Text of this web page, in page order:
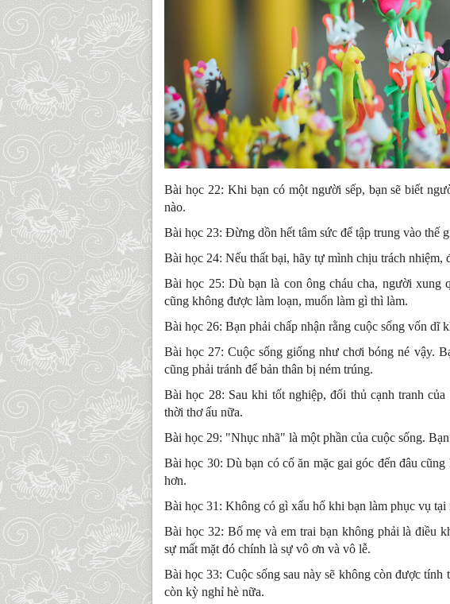
Bài học 22: Khi bạn có một người sếp, bạn sẽ biết
nào.
Bài học 23: Đừng dồn hết tâm sức để tập trung vào thế
Bài học 24: Nếu thất bại, hãy tự mình chịu trách nhiệm,
Bài học 25: Dù bạn là con ông cháu cha, người xung
cũng không được làm loạn, muốn làm gì thì làm.
Bài học 26: Bạn phải chấp nhận rằng cuộc sống vốn dĩ
Bài học 27: Cuộc sống giống như chơi bóng né vậy.
cũng phải tránh để bản thân bị ném trúng.
Bài học 28: Sau khi tốt nghiệp, đối thủ cạnh tranh
thời thơ ấu nữa.
Bài học 29: "Nhục nhã" là một phần của cuộc sống.
Bài học 30: Dù bạn có cố ăn mặc gai góc đến đâu
hơn.
Bài học 31: Không có gì xấu hổ khi bạn làm phục vụ tại
Bài học 32: Bố mẹ và em trai bạn không phải là điều
sự mất mặt đó chính là sự vô ơn và vô lễ.
Bài học 33: Cuộc sống sau này sẽ không còn được
còn kỳ nghỉ hè nữa.